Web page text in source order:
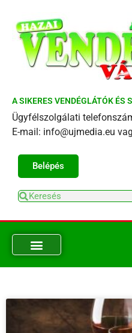
A SIKERES VENDÉGLÁTÓK
Ügyfélszolgálati
E-mail: info@ujmedia.eu
Belépés